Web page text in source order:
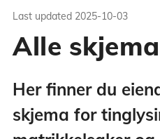
Last updated 2025-10-03
Alle
Her finner du
skjema for